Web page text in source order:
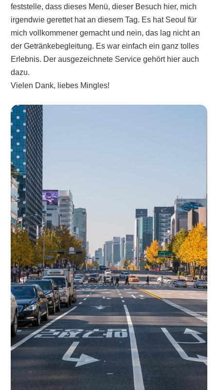
feststelle, dass dieses Menü, dieser Besuch hier, mich
irgendwie gerettet hat an diesem Tag. Es hat Seoul für
mich vollkommener gemacht und nein, das lag nicht an
der Getränkebegleitung. Es war einfach ein ganz tolles
Erlebnis. Der ausgezeichnete Service gehört hier auch
dazu.
Vielen Dank, liebes Mingles!